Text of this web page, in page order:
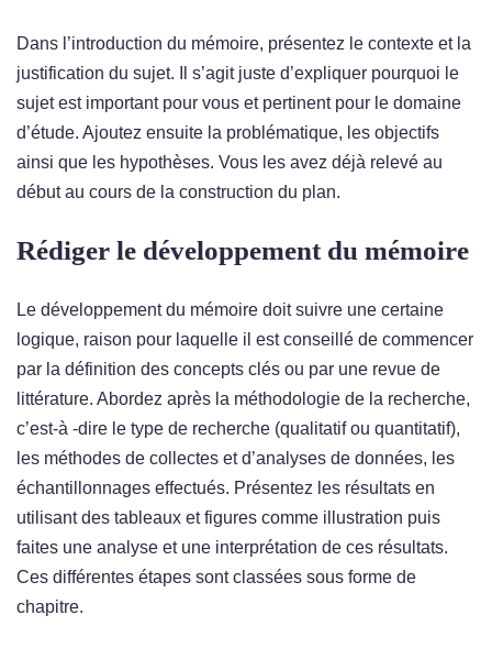
Dans l’introduction du mémoire, présentez le contexte et la
justification du sujet. Il s’agit juste d’expliquer pourquoi le
sujet est important pour vous et pertinent pour le domaine
d’étude. Ajoutez ensuite la problématique, les objectifs
ainsi que les hypothèses. Vous les avez déjà relevé au
début au cours de la construction du plan.
Rédiger le développement du mémoire
Le développement du mémoire doit suivre une certaine
logique, raison pour laquelle il est conseillé de commencer
par la définition des concepts clés ou par une revue de
littérature. Abordez après la méthodologie de la recherche,
c’est-à -dire le type de recherche (qualitatif ou quantitatif),
les méthodes de collectes et d’analyses de données, les
échantillonnages effectués. Présentez les résultats en
utilisant des tableaux et figures comme illustration puis
faites une analyse et une interprétation de ces résultats.
Ces différentes étapes sont classées sous forme de
chapitre.